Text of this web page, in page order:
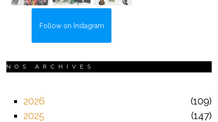
Follow on Instagram
NOS ARCHIVES
2026
109
2025
147